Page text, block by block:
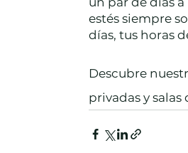
estés siempre
días, tus horas
Descubre
privadas y salas